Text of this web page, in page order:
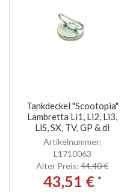
Tankdeckel "Scootopia"
Lambretta Li1, Li2, Li3,
LiS, SX, TV, GP & dl
Artikelnummer:
L1710063
Alter Preis: 44,40 €
43,51 € *